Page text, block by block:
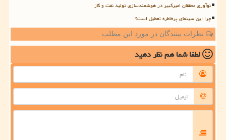
نوآوری محققان امیرکبیر در هوشمندسازی تولید نفت و گاز
چرا این سینمای پرخاطره تعطیل است؟
نظرات بینندگان در مورد این مطلب
لطفا شما همنظر دهید